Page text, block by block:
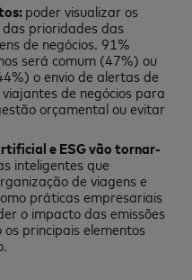
poder visualizar os
prioridades das
de negócios. 91%
será comum (47%) ou
o envio de alertas de
de negócios para
orçamental ou evitar
e ESG vão tornar-
inteligentes que
de viagens e
práticas empresariais
o impacto das emissões
principais elementos